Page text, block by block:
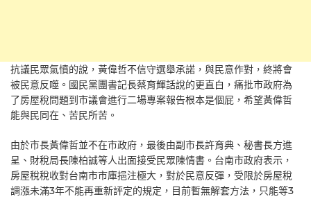
抗議民眾氣憤的說，黃偉哲不信守選舉承諾，與民意作對，終將會
被民意反噬。國民黨團書記長蔡育輝話說的更直白，痛批市政府為
了房屋稅問題到市議會進行二場專案報告根本是個屁，希望黃偉哲
能與民同在、苦民所苦。
由於市長黃偉哲並不在市政府，最後由副市長許育典、秘書長方進
呈、財稅局長陳柏誠等人出面接受民眾陳情書。台南市政府表示，
房屋稅稅收對台南市市庫挹注極大，對於民意反彈，受限於房屋稅
調漲未滿3年不能再重新評定的規定，目前暫無解套方法，只能等3